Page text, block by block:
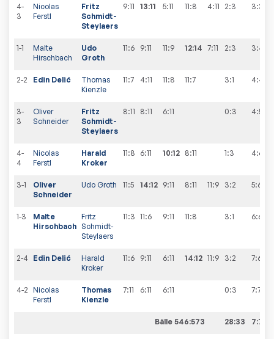
4-
3
Nicolas
Ferstl
Fritz
Schmidt-
Steylaers
9:11 13:11 5:11 11:8 4:11 2:3 3:3
1-1
Malte
Hirschbach
Udo
Groth
11:6 9:11 11:9 12:14 7:11 2:3 3:4
2-2 Edin Delić
Thomas
Kienzle
11:7 4:11 11:8 11:7 3:1 4:4
3-
3
Oliver
Schneider
Fritz
Schmidt-
Steylaers
8:11 8:11 6:11 0:3 4:5
4-
4
Nicolas
Ferstl
Harald
Kroker
11:8 6:11 10:12 8:11 1:3 4:6
3-1
Oliver
Schneider
Udo Groth 11:5 14:12 9:11 8:11 11:9 3:2 5:6
1-3
Malte
Hirschbach
Fritz
Schmidt-
Steylaers
11:3 11:6 9:11 11:8 3:1 6:6
2-4 Edin Delić
Harald
Kroker
11:6 9:11 6:11 14:12 11:9 3:2 7:6
4-2 Nicolas
Ferstl
Thomas
Kienzle
7:11 6:11 6:11 0:3 7:7
Bälle 546:573 28:33 7:7